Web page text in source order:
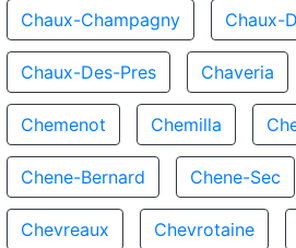
Chaux-Champagny Chaux-
Chaux-Des-Pres Chaveria
Chemenot Chemilla
Chene-Bernard Chene-Sec
Chevreaux Chevrotaine